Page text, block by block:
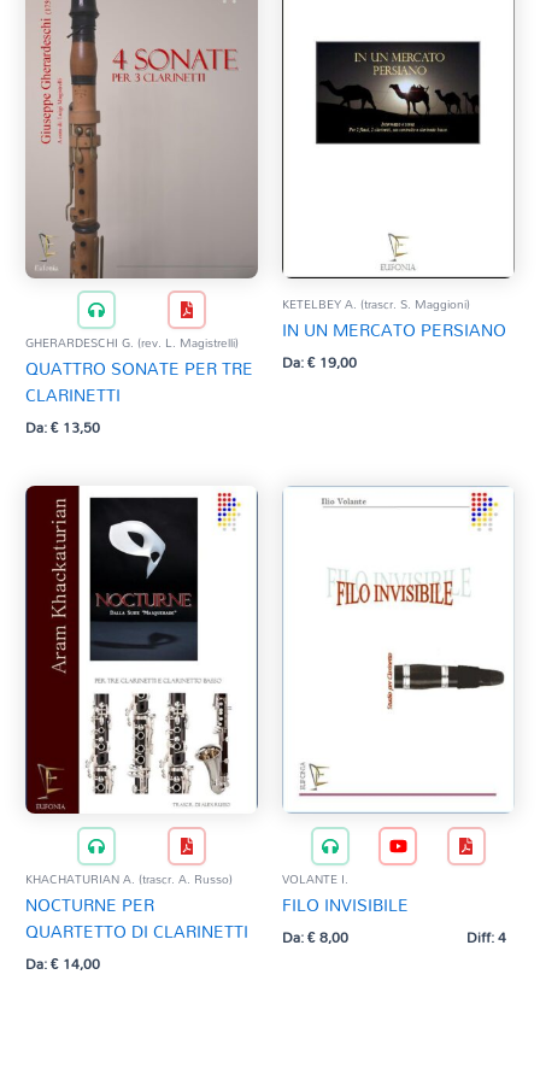
GHERARDESCHI G. (rev. L. Magistrelli)
QUATTRO SONATE PER TRE
CLARINETTI
Da:€13,50
KETELBEY A. (trascr. S. Maggioni)
IN UN MERCATO PERSIANO
Da:€19,00
KHACHATURIAN A. (trascr. A. Russo)
NOCTURNE PER
QUARTETTO DI CLARINETTI
Da:€14,00
VOLANTE I.
FILO INVISIBILE
Da:€8,00 Diff: 4